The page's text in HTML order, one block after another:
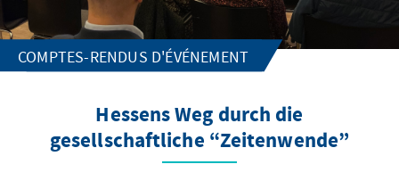
COMPTES-RENDUS D'ÉVÉNEMENT
Hessens Weg durch die
gesellschaftliche “Zeitenwende”